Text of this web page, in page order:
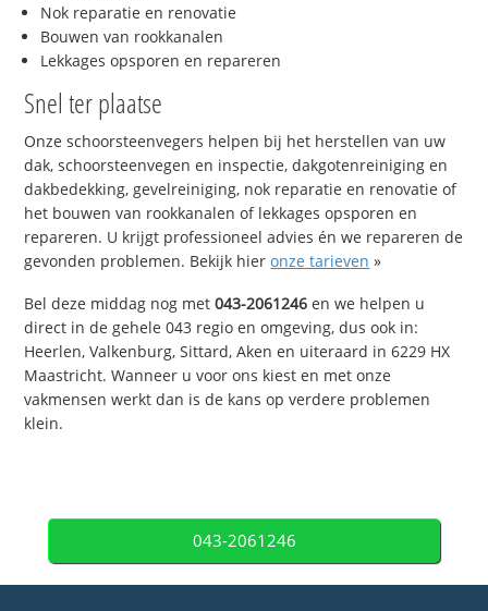
Nok reparatie en renovatie
Bouwen van rookkanalen
Lekkages opsporen en repareren
Snel ter plaatse
Onze schoorsteenvegers helpen bij het herstellen van uw
dak, schoorsteenvegen en inspectie, dakgotenreiniging en
dakbedekking, gevelreiniging, nok reparatie en renovatie of
het bouwen van rookkanalen of lekkages opsporen en
repareren. U krijgt professioneel advies én we repareren de
gevonden problemen. Bekijk hieronze tarieven »
Bel deze middag nog met043-2061246 en we helpen u
direct in de gehele 043 regio en omgeving, dus ook in:
Heerlen, Valkenburg, Sittard, Aken en uiteraard in 6229 HX
Maastricht. Wanneer u voor ons kiest en met onze
vakmensen werkt dan is de kans op verdere problemen
klein.
043-2061246